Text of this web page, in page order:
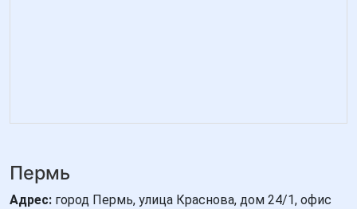
Пермь
Адрес: город Пермь, улица Краснова, дом 24/1, офис